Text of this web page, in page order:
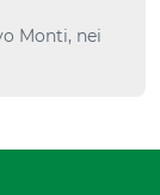
Monti, nei